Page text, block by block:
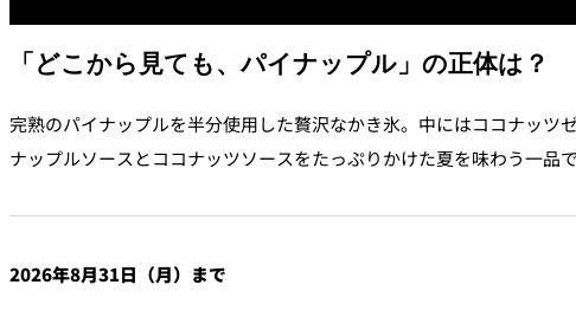
バー
大観苑＜TAIKAN EN＞
リブルーム
日本料理
「どこから見ても、パイナップル」の正体は？
完熟のパイナップルを半分使用した贅沢なかき氷。中にはココナッ
ナップルソースとココナッツソースをたっぷりかけた夏を味わう一品で
2026年8月31日（月）まで